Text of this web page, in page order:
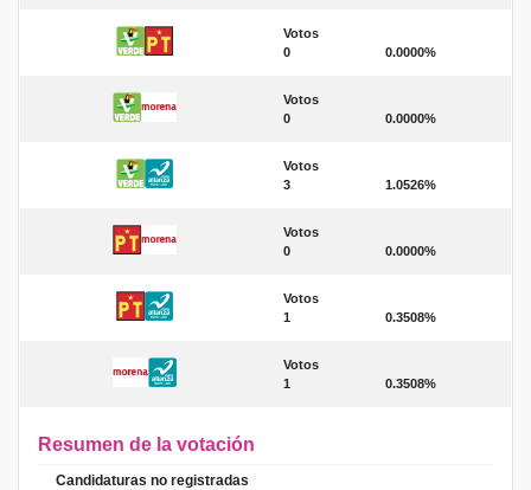
Votos
0
0.0000%
Votos
0
0.0000%
Votos
3
1.0526%
Votos
0
0.0000%
Votos
1
0.3508%
Votos
1
0.3508%
Resumen de la votación
Candidaturas no registradas